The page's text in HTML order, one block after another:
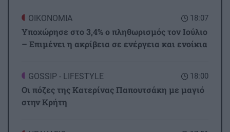
18:07
ΟΙΚΟΝΟΜΙΑ
Υποχώρησε στο 3,4% ο πληθωρισμός τον Ιούλιο
– Επιμένει η ακρίβεια σε ενέργεια και ενοίκια
18:00
GOSSIP - LIFESTYLE
Οι πόζες της Κατερίνας Παπουτσάκη με μαγιό
στην Κρήτη